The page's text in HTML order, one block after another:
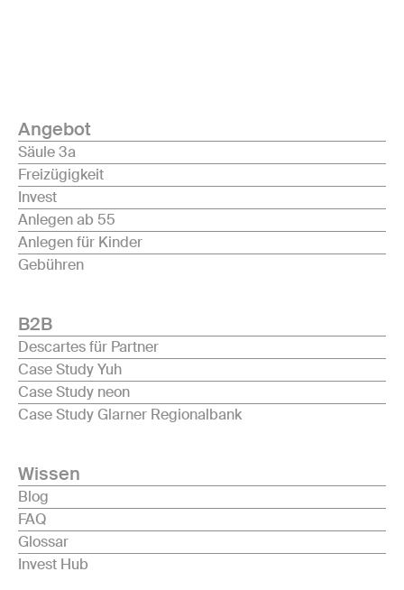
Angebot
Säule 3a
Freizügigkeit
Invest
Anlegen ab 55
Anlegen für Kinder
Gebühren
B2B
Descartes für Partner
Case Study Yuh
Case Study neon
Case Study Glarner Regionalbank
Wissen
Blog
FAQ
Glossar
Invest Hub